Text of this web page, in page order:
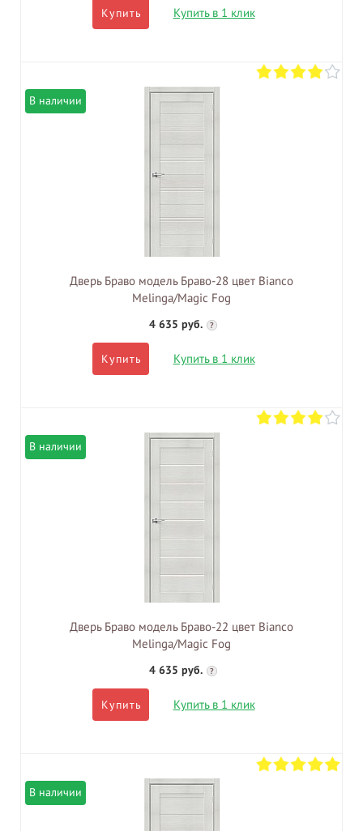
Купить Купить в 1 клик
В наличии
Дверь Браво модель Браво-28 цвет Bianco
Melinga/Magic Fog
4 635 руб. ?
Купить Купить в 1 клик
В наличии
Дверь Браво модель Браво-22 цвет Bianco
Melinga/Magic Fog
4 635 руб. ?
Купить Купить в 1 клик
В наличии